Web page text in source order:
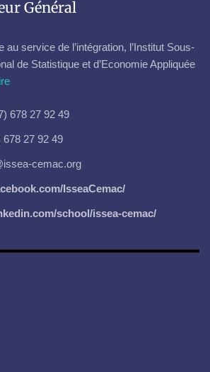
Général
au service de l’intégration, l’Institut Sous-
de Statistique et d’Economie Appliquée
678 27 92 49
678 27 92 49
cemac.org
IsseaCemac/
school/issea-cemac/